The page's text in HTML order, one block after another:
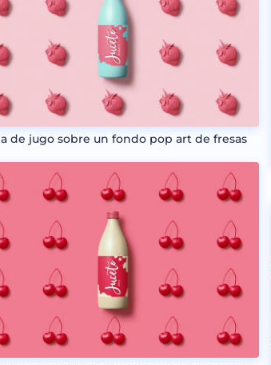
de jugo sobre un fondo pop art de fresas